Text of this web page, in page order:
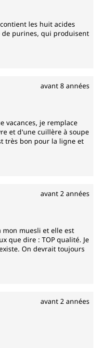
les huit acides
de purines, qui produisent
avant 8 années
vacances, je remplace
et d'une cuillère à soupe
très bon pour la ligne et
avant 2 années
muesli et elle est
que dire : TOP qualité. Je
On devrait toujours
avant 2 années